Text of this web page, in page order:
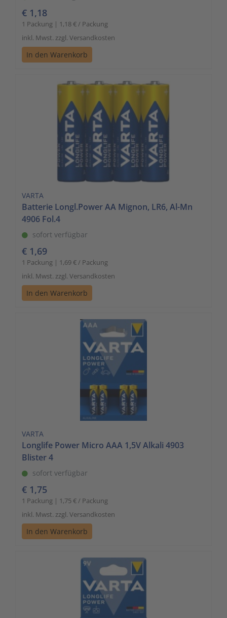
€ 1,18
1 Packung | 1,18 € / Packung
inkl. Mwst. zzgl. Versandkosten
In den Warenkorb
VARTA
Batterie Longl.Power AA Mignon, LR6, Al-Mn
4906 Fol.4
sofort verfügbar
€ 1,69
1 Packung | 1,69 € / Packung
inkl. Mwst. zzgl. Versandkosten
In den Warenkorb
VARTA
Longlife Power Micro AAA 1,5V Alkali 4903
Blister 4
sofort verfügbar
€ 1,75
1 Packung | 1,75 € / Packung
inkl. Mwst. zzgl. Versandkosten
In den Warenkorb